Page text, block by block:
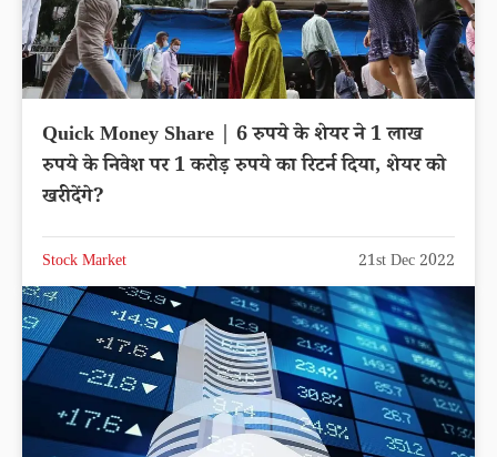
Quick Money Share | 6 रुपये के शेयर ने 1 लाख
रुपये के निवेश पर 1 करोड़ रुपये का रिटर्न दिया, शेयर को
खरीदेंगे?
Stock Market 21st Dec 2022